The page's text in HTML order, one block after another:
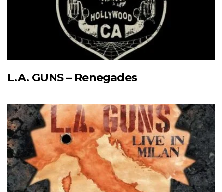
L.A. GUNS – Renegades